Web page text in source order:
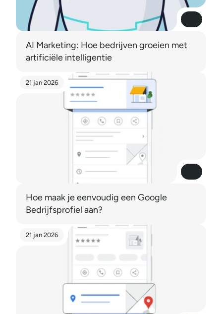
Read More
Read More
AI Marketing: Hoe bedrijven groeien met
artificiële intelligentie
Read More
Read More
21 jan 2026
Hoe maak je eenvoudig een Google
Bedrijfsprofiel aan?
21 jan 2026